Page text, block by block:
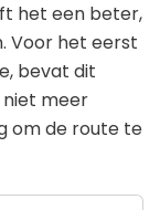
het een beter,
Voor het eerst
bevat dit
niet meer
om de route te